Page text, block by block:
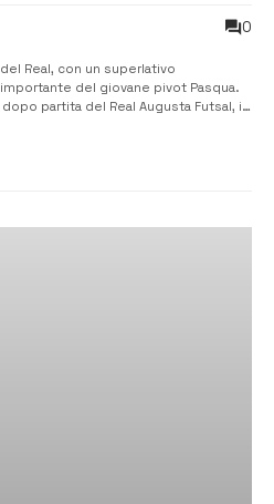
0
Real, con un superlativo
del giovane pivot Pasqua.
partita del Real Augusta Futsal, in
al 40’ con il risultato [&hellip...